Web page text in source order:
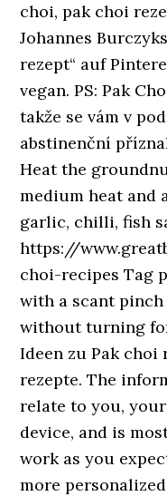
choi, pak choi
Johannes
rezept“ auf
vegan. PS: Pak
takže se vám v
abstinenční
Heat the
medium heat and
garlic, chilli, fish
https://
choi-recipes Tag
with a scant
without turning
Ideen zu Pak choi
rezepte. The
relate to you,
device, and is
work as you
more